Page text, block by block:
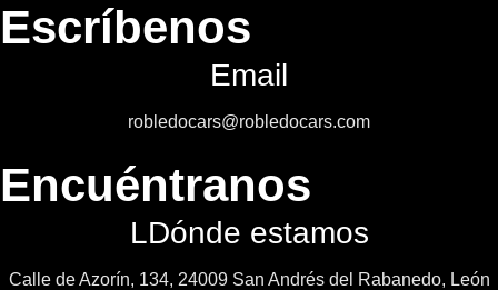
Escríbenos
Email
robledocars@robledocars.com
Encuéntranos
LDónde estamos
Calle de Azorín, 134, 24009 San Andrés del Rabanedo, León